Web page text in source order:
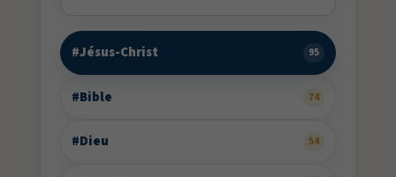
#Jésus-Christ 95
#Bible 74
#Dieu 54